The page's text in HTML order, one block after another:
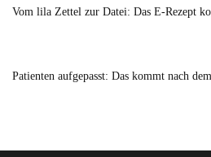
Vom lila Zettel zur Datei: Das E-Rezept
Patienten aufgepasst: Das kommt nach